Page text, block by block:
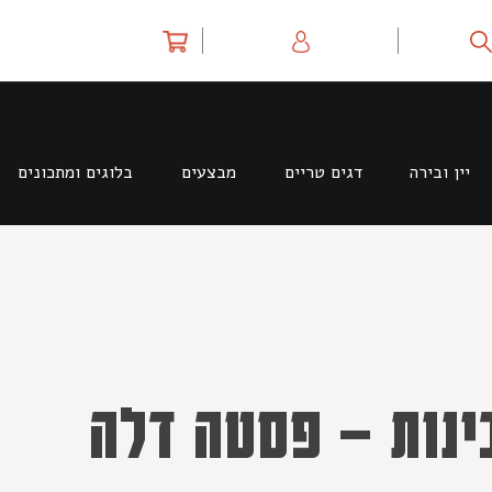
יין ובירה דגים טריים מבצעים בלוגים ומתכונים
4 גבינות – פסטה דלה